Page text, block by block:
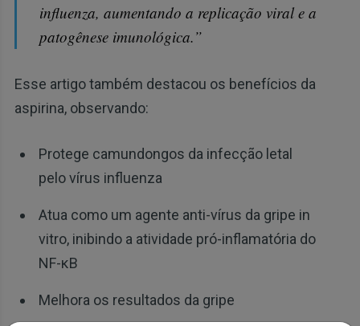
influenza, aumentando a replicação viral e a
patogênese imunológica.”
Esse artigo também destacou os benefícios da
aspirina, observando:
Protege camundongos da infecção letal
pelo vírus influenza
Atua como um agente anti-vírus da gripe in
vitro, inibindo a atividade pró-inflamatória do
NF-κB
Melhora os resultados da gripe